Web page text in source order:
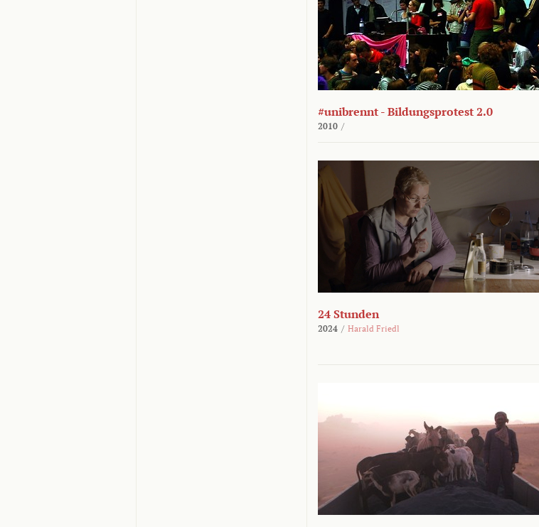
#unibrennt - Bildungsprotest 2.0
2010 /
24 Stunden
2024 / Harald Friedl